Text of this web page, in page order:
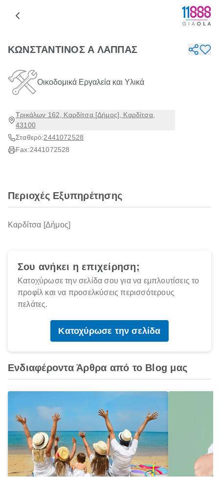
ΚΩΝΣΤΑΝΤΙΝΟΣ Α ΛΑΠΠΑΣ
Οικοδομικά Εργαλεία και Υλικά
Τρικάλων 162, Καρδίτσα [Δήμος], Καρδίτσα,
43100
Σταθερό:2441072528
Fax:2441072528
Περιοχές Εξυπηρέτησης
Καρδίτσα [Δήμος]
Σου ανήκει η επιχείρηση;
Κατοχύρωσε την σελίδα σου για να εμπλουτίσεις το
προφίλ και να προσελκύσεις περισσότερους
πελάτες.
Κατοχύρωσε την σελίδα
Ενδιαφέροντα Άρθρα από το Blog μας